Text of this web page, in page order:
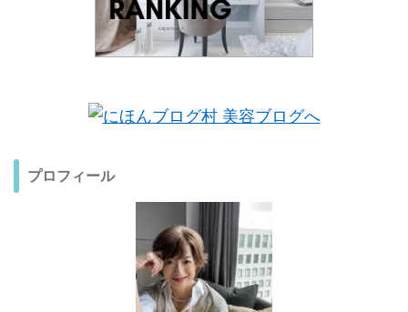
プロフィール